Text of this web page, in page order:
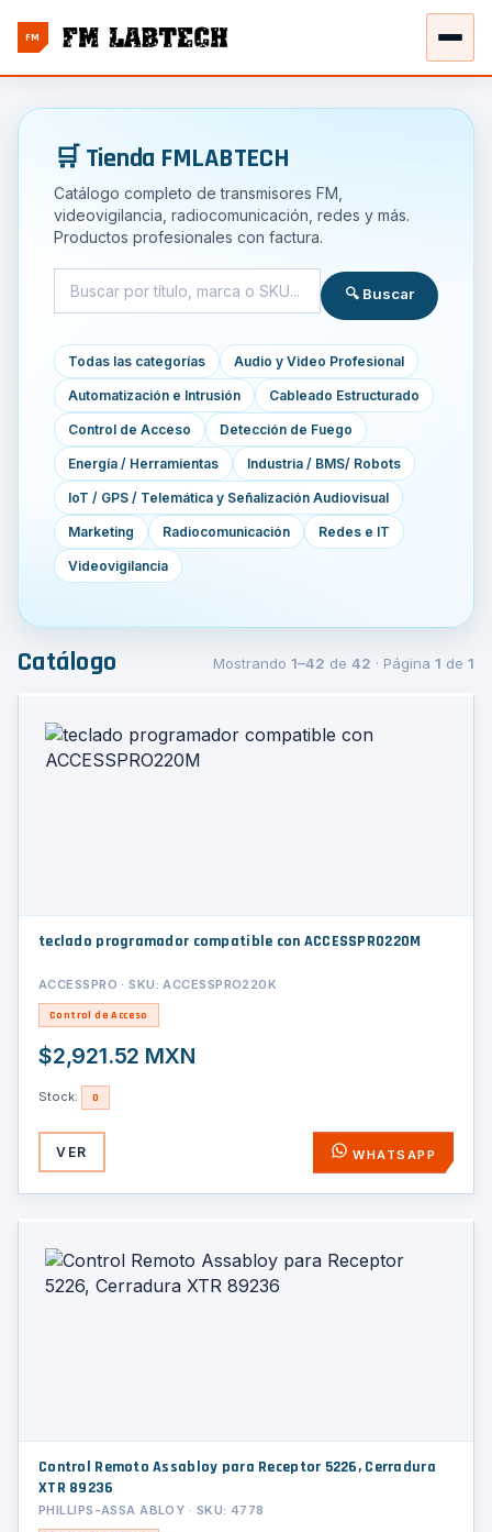
FM
🛒 Tienda FMLABTECH
Catálogo completo de transmisores FM,
videovigilancia, radiocomunicación, redes y más.
Productos profesionales con factura.
🔍 Buscar
Todas las categorías Audio y Video Profesional
Automatización e Intrusión Cableado Estructurado
Control de Acceso Detección de Fuego
Energía / Herramientas Industria / BMS/ Robots
IoT / GPS / Telemática y Señalización Audiovisual
Marketing Radiocomunicación Redes e IT
Videovigilancia
Catálogo Mostrando 1–42 de 42 · Página 1 de 1
teclado programador compatible con ACCESSPRO220M
ACCESSPRO · SKU: ACCESSPRO220K
Control de Acceso
$2,921.52 MXN
Stock: 0
VER WHATSAPP
Control Remoto Assabloy para Receptor 5226, Cerradura
XTR 89236
PHILLIPS-ASSA ABLOY · SKU: 4778